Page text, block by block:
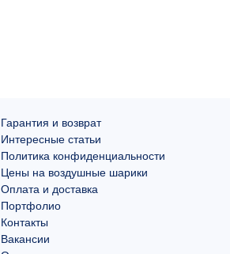
Гарантия и возврат
Интересные статьи
Политика конфиденциальности
Цены на воздушные шарики
Оплата и доставка
Портфолио
Контакты
Вакансии